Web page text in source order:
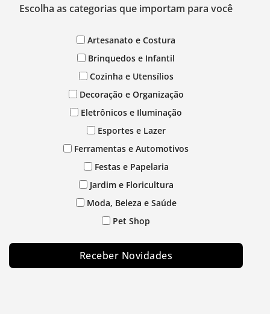
Escolha as categorias que importam para você
Artesanato e Costura
Brinquedos e Infantil
Cozinha e Utensílios
Decoração e Organização
Eletrônicos e Iluminação
Esportes e Lazer
Ferramentas e Automotivos
Festas e Papelaria
Jardim e Floricultura
Moda, Beleza e Saúde
Pet Shop
Receber Novidades